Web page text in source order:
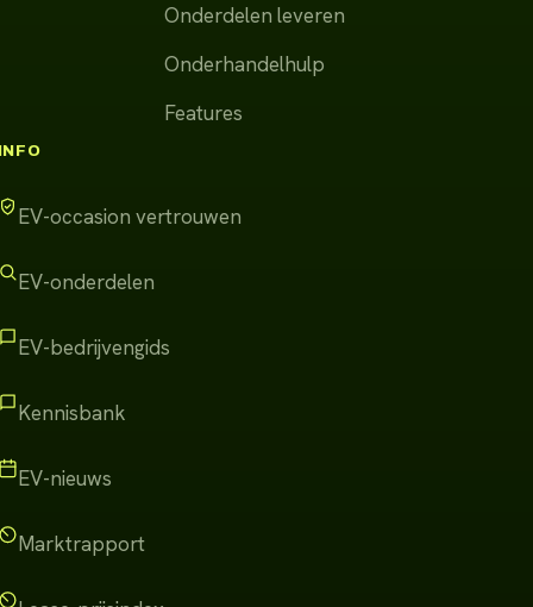
Onderdelen leveren
Onderhandelhulp
Features
INFO
EV-occasion vertrouwen
EV-onderdelen
EV-bedrijvengids
Kennisbank
EV-nieuws
Marktrapport